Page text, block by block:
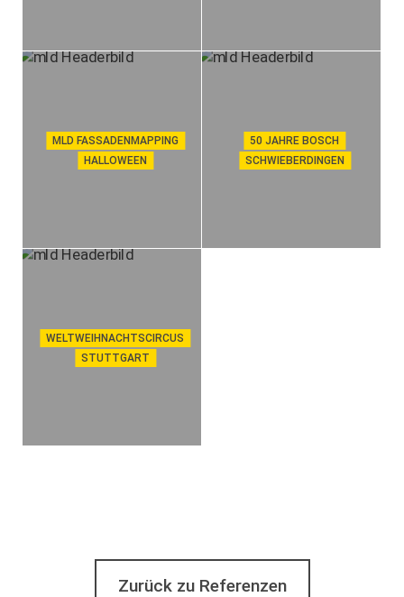
MLD FASSADENMAPPING
HALLOWEEN
50 JAHRE BOSCH
SCHWIEBERDINGEN
WELTWEIHNACHTSCIRCUS
STUTTGART
Zurück zu Referenzen